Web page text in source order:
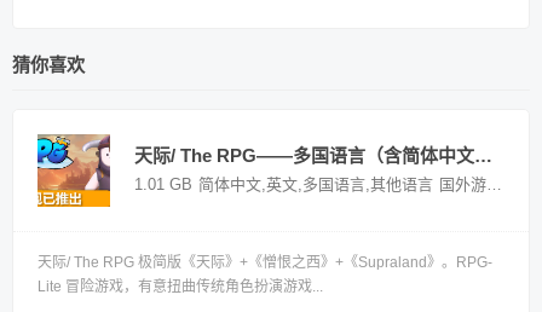
猜你喜欢
天际/ The RPG——多国语言（含简体中文）免安装解压即玩版
1.01 GB 简体中文,英文,多国语言,其他语言 国外游戏
天际/ The RPG 极简版《天际》+《憎恨之西》+《Supraland》。RPG-
Lite 冒险游戏，有意扭曲传统角色扮演游戏...